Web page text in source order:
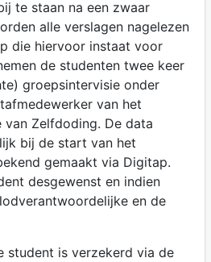
te staan na een zwaar
alle verslagen nagelezen
die hiervoor instaat voor
de studenten twee keer
groepsintervisie onder
van het
van Zelfdoding. De data
bij de start van het
gemaakt via Digitap.
desgewenst en indien
en de
student is verzekerd via de